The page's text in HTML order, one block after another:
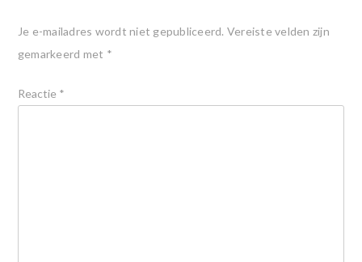
Je e-mailadres wordt niet gepubliceerd. Vereiste velden zijn
gemarkeerd met *
Reactie *